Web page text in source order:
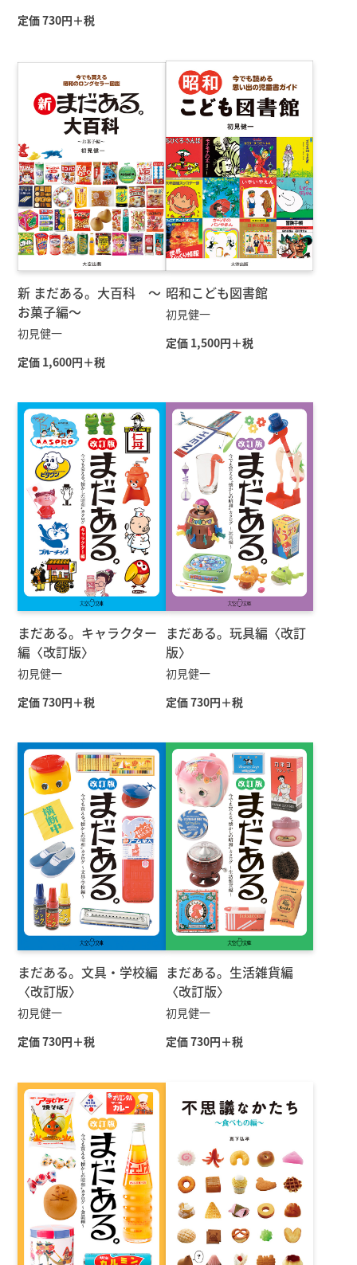
定価 730円＋税
新 まだある。大百科 〜
お菓子編〜
初見健一
定価 1,600円＋税
昭和こども図書館
初見健一
定価 1,500円＋税
まだある。キャラクター
編〈改訂版〉
初見健一
定価 730円＋税
まだある。玩具編〈改訂
版〉
初見健一
定価 730円＋税
まだある。文具・学校編
〈改訂版〉
初見健一
定価 730円＋税
まだある。生活雑貨編
〈改訂版〉
初見健一
定価 730円＋税